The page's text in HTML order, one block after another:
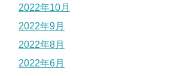
2022年10月
2022年9月
2022年8月
2022年6月